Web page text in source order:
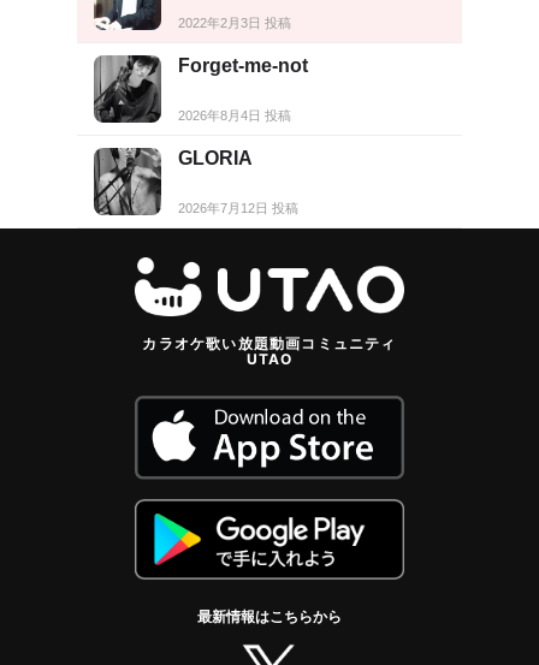
2022年2月3日 投稿
Forget-me-not
2026年8月4日 投稿
GLORIA
2026年7月12日 投稿
カラオケ歌い放題動画コミュニティ
UTAO
最新情報はこちらから